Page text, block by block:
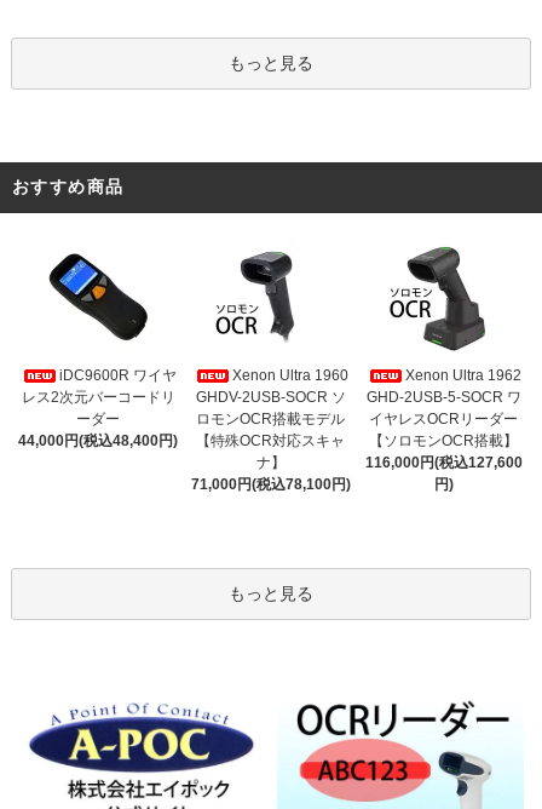
もっと見る
おすすめ商品
iDC9600R ワイヤ
レス2次元バーコードリ
ーダー
44,000円(税込48,400円)
Xenon Ultra 1960
GHDV-2USB-SOCR ソ
ロモンOCR搭載モデル
【特殊OCR対応スキャ
ナ】
71,000円(税込78,100円)
Xenon Ultra 1962
GHD-2USB-5-SOCR ワ
イヤレスOCRリーダー
【ソロモンOCR搭載】
116,000円(税込127,600
円)
もっと見る